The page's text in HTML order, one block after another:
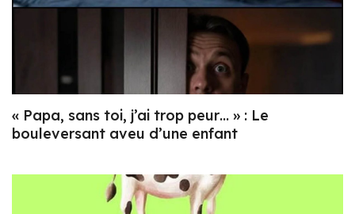
« Papa, sans toi, j’ai trop peur… » : Le
bouleversant aveu d’une enfant